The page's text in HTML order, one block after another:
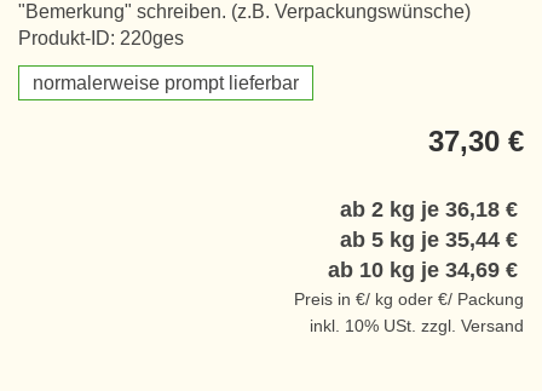
"Bemerkung" schreiben. (z.B. Verpackungswünsche)
Produkt-ID: 220ges
normalerweise prompt lieferbar
37,30 €
ab 2 kg je 36,18 €
ab 5 kg je 35,44 €
ab 10 kg je 34,69 €
Preis in €/ kg oder €/ Packung
inkl. 10% USt. zzgl. Versand